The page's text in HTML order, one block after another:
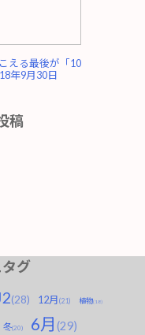
える最後が「10
年9月30日
稿
グ
(28) 12月 (21) 植物(18)
冬(20) 6月 (29)